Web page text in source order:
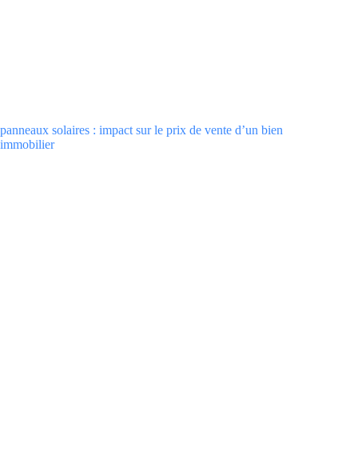
panneaux solaires : impact sur le prix de vente d’un bien
immobilier